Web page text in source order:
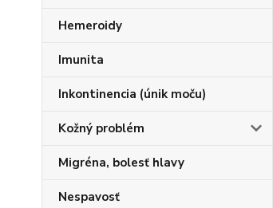
Hemeroidy
Imunita
Inkontinencia (únik moču)
Kožný problém
Migréna, bolesť hlavy
Nespavosť